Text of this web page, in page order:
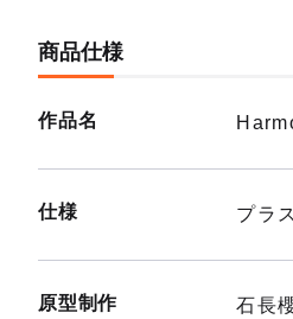
商品仕様
作品名
仕様 プラ
原型制作 石長